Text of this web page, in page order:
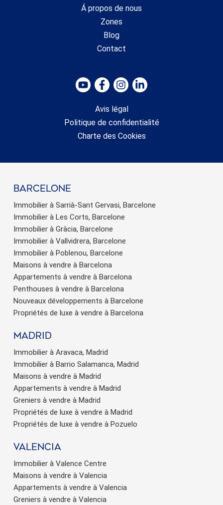
Á propos de nous
Zones
Blog
Contact
Avis légal
Politique de confidentialité
Charte des Cookies
barcelone
Immobilier à Sarrià-Sant Gervasi, Barcelone
Immobilier à Les Corts, Barcelone
Immobilier à Gràcia, Barcelone
Immobilier à Vallvidrera, Barcelone
Immobilier à Poblenou, Barcelone
Maisons à vendre à Barcelona
Appartements à vendre à Barcelona
Penthouses à vendre à Barcelona
Nouveaux développements à Barcelone
Propriétés de luxe à vendre à Barcelona
Madrid
Immobilier à Aravaca, Madrid
Immobilier à Barrio Salamanca, Madrid
Maisons à vendre à Madrid
Appartements à vendre à Madrid
Greniers à vendre à Madrid
Propriétés de luxe à vendre à Madrid
Propriétés de luxe à vendre à Pozuelo
valencia
Immobilier à Valence Centre
Maisons à vendre à Valencia
Appartements à vendre à Valencia
Greniers à vendre à Valencia